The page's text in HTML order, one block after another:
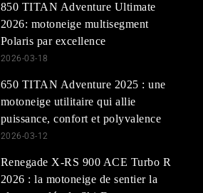
850 TITAN Adventure Ultimate
2026: motoneige multisegment
Polaris par excellence
2026-03-18
650 TITAN Adventure 2025 : une
motoneige utilitaire qui allie
puissance, confort et polyvalence
2026-03-12
Renegade X-RS 900 ACE Turbo R
2026 : la motoneige de sentier la